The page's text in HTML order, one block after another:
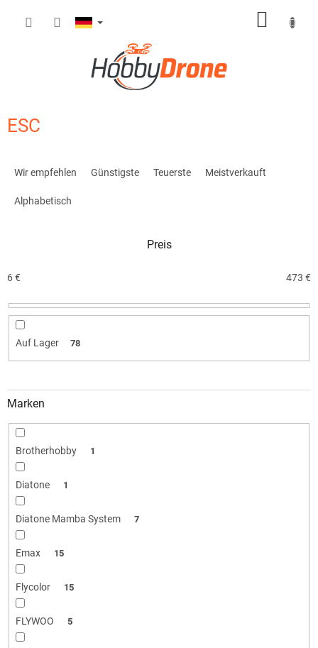
ESC
o
t
r
n
g
Wir empfehlen Günstigste Teuerste Meistverkauft
Alphabetisch
Preis
6€ 473 €
Auf Lager 78
Marken
Brotherhobby 1
Diatone 1
Diatone Mamba System 7
Emax 15
Flycolor 15
FLYWOO 5